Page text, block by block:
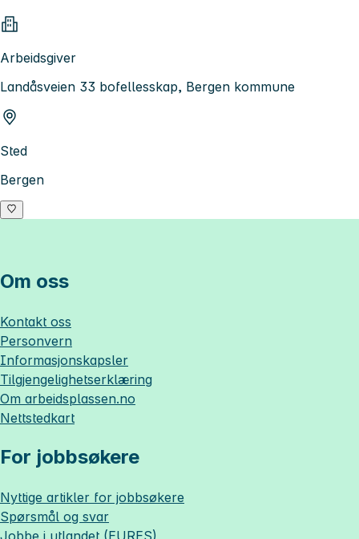
Arbeidsgiver
Landåsveien 33 bofellesskap, Bergen kommune
Sted
Bergen
Om oss
Kontakt oss
Personvern
Informasjonskapsler
Tilgjengelighetserklæring
Om arbeidsplassen.no
Nettstedkart
For jobbsøkere
Nyttige artikler for jobbsøkere
Spørsmål og svar